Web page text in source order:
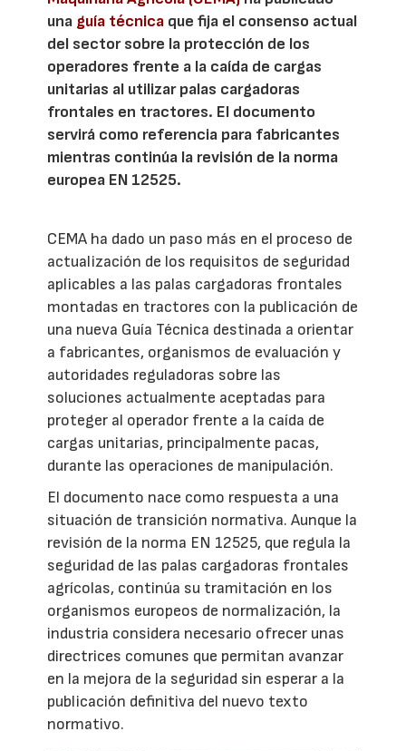
una guía técnica que fija el consenso actual
del sector sobre la protección de los
operadores frente a la caída de cargas
unitarias al utilizar palas cargadoras
frontales en tractores. El documento
servirá como referencia para fabricantes
mientras continúa la revisión de la norma
europea EN 12525.
CEMA ha dado un paso más en el proceso de
actualización de los requisitos de seguridad
aplicables a las palas cargadoras frontales
montadas en tractores con la publicación de
una nueva Guía Técnica destinada a orientar
a fabricantes, organismos de evaluación y
autoridades reguladoras sobre las
soluciones actualmente aceptadas para
proteger al operador frente a la caída de
cargas unitarias, principalmente pacas,
durante las operaciones de manipulación.
El documento nace como respuesta a una
situación de transición normativa. Aunque la
revisión de la norma EN 12525, que regula la
seguridad de las palas cargadoras frontales
agrícolas, continúa su tramitación en los
organismos europeos de normalización, la
industria considera necesario ofrecer unas
directrices comunes que permitan avanzar
en la mejora de la seguridad sin esperar a la
publicación definitiva del nuevo texto
normativo.